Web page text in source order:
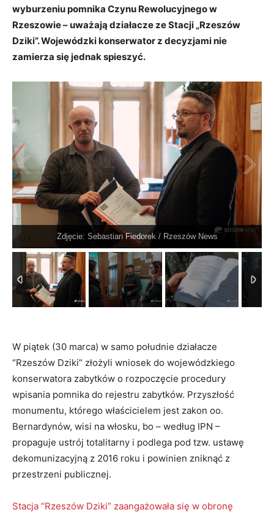
wyburzeniu pomnika Czynu Rewolucyjnego w
Rzeszowie – uważają działacze ze Stacji „Rzeszów
Dziki”. Wojewódzki konserwator z decyzjami nie
zamierza się jednak spieszyć.
1 Zdjęcie: Sebastian Fiedorek / Rzeszów News
W piątek (30 marca) w samo południe działacze
“Rzeszów Dziki” złożyli wniosek do wojewódzkiego
konserwatora zabytków o rozpoczęcie procedury
wpisania pomnika do rejestru zabytków. Przyszłość
monumentu, którego właścicielem jest zakon oo.
Bernardynów, wisi na włosku, bo – według IPN –
propaguje ustrój totalitarny i podlega pod tzw. ustawę
dekomunizacyjną z 2016 roku i powinien zniknąć z
przestrzeni publicznej.
Stacja “Rzeszów Dziki” zaangażowała się w obronę